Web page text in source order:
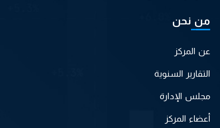
من نحن
عن المركز
التقارير السنوية
مجلس الإدارة
أعضاء المركز